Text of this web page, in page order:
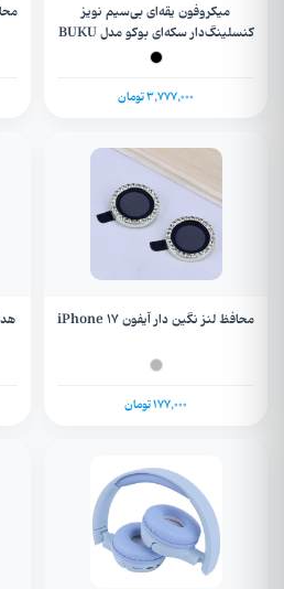
میکروفون یقه‌ای بی‌سیم نویز
کنسلینگ‌دار سکه‌ای بوکو مدل BUKU
LJ-012
3,777,000 تومان
محافظ لنز نگین دار آیفون iPhone 17
177,000 تومان